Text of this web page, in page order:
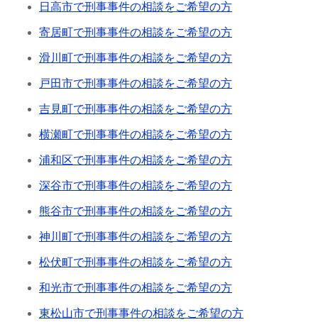
日高市で刑事事件の相談をご希望の方
寄居町で刑事事件の相談をご希望の方
滑川町で刑事事件の相談をご希望の方
戸田市で刑事事件の相談をご希望の方
吉見町で刑事事件の相談をご希望の方
横瀬町で刑事事件の相談をご希望の方
浦和区で刑事事件の相談をご希望の方
深谷市で刑事事件の相談をご希望の方
熊谷市で刑事事件の相談をご希望の方
神川町で刑事事件の相談をご希望の方
松伏町で刑事事件の相談をご希望の方
和光市で刑事事件の相談をご希望の方
東松山市で刑事事件の相談をご希望の方